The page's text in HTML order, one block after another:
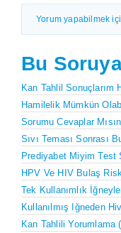
Yorum yapabilmek
Bu
Kan Tahlil Sonuçlarım
Hamilelik Mümkün
Sorumu Cevaplar
Sıvı Teması Sonrası
Prediyabet Miyim Test
HPV Ve HIV Bulaş
Tek Kullanımlık
Kullanılmış Iğneden
Kan Tahlili